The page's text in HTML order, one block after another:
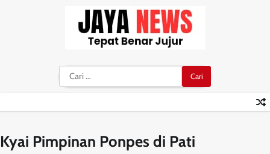
Cari
untuk:
Kyai Pimpinan Ponpes di Pati